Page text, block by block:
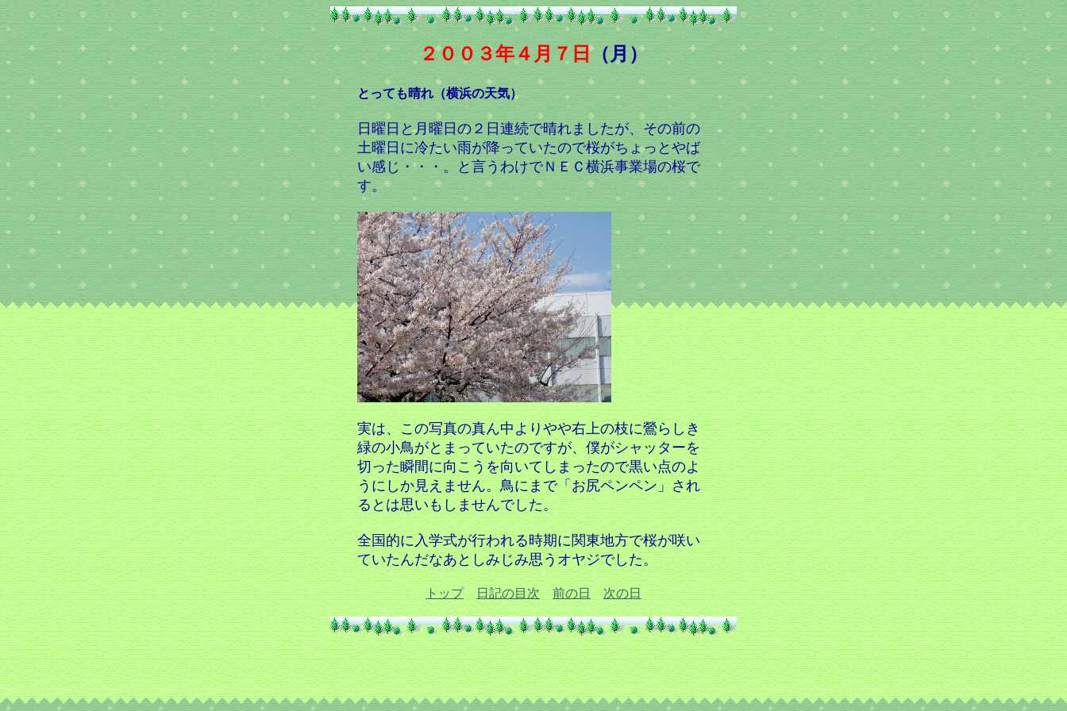
２００３年４月７日（月）
とっても晴れ（横浜の天気）
日曜日と月曜日の２日連続で晴れましたが、その前の
土曜日に冷たい雨が降っていたので桜がちょっとやば
い感じ・・・。と言うわけでＮＥＣ横浜事業場の桜で
す。
実は、この写真の真ん中よりやや右上の枝に鶯らしき
緑の小鳥がとまっていたのですが、僕がシャッターを
切った瞬間に向こうを向いてしまったので黒い点のよ
うにしか見えません。鳥にまで「お尻ペンペン」され
るとは思いもしませんでした。
全国的に入学式が行われる時期に関東地方で桜が咲い
ていたんだなあとしみじみ思うオヤジでした。
トップ 日記の目次 前の日 次の日